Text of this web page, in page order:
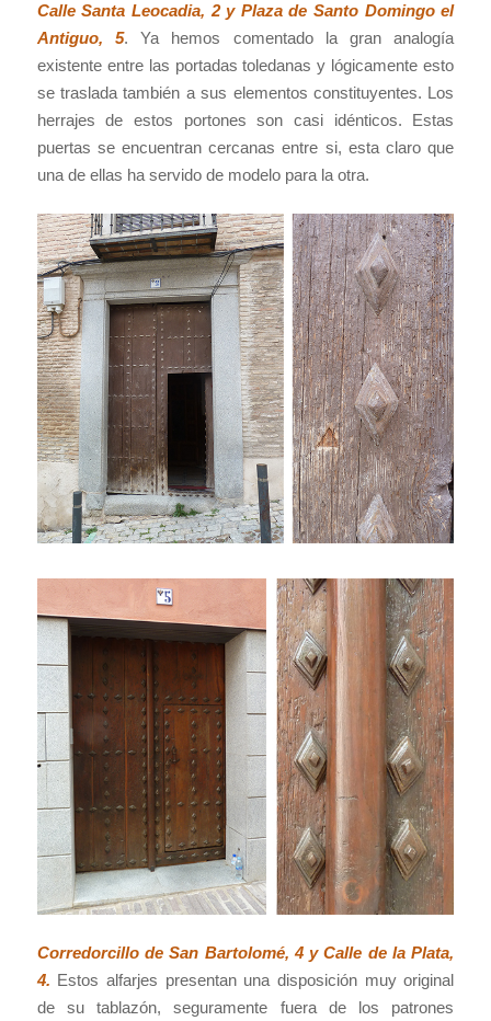
Calle Santa Leocadia, 2 y Plaza de Santo Domingo el
Antiguo, 5. Ya hemos comentado la gran analogía
existente entre las portadas toledanas y lógicamente esto
se traslada también a sus elementos constituyentes. Los
herrajes de estos portones son casi idénticos. Estas
puertas se encuentran cercanas entre si, esta claro que
una de ellas ha servido de modelo para la otra.
Corredorcillo de San Bartolomé, 4 y Calle de la Plata,
4. Estos alfarjes presentan una disposición muy original
de su tablazón, seguramente fuera de los patrones